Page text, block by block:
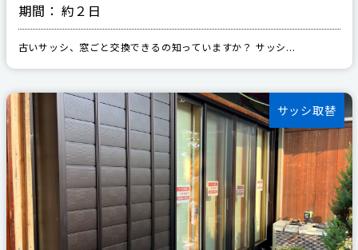
期間： 約２日
古いサッシ、窓ごと交換できるの知っていますか？ サッシ...
サッシ取替